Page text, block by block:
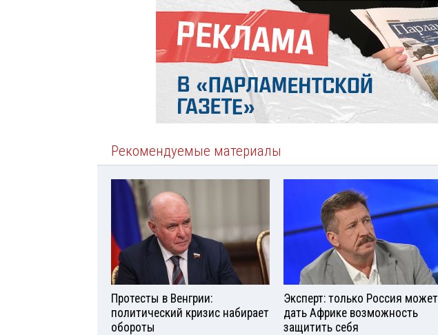
Рекомендуемые материалы
Протесты в Венгрии:
политический кризис набирает
обороты
Эксперт: только Россия может
дать Африке возможность
защитить себя